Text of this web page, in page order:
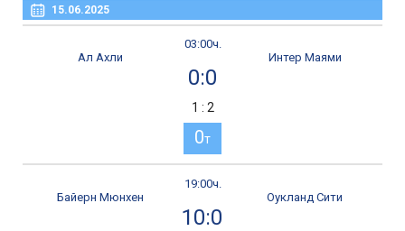
15.06.2025
03:00ч.
Ал Ахли
0:0
Интер Маями
1 : 2
0т
19:00ч.
Байерн Мюнхен
10:0
Оукланд Сити